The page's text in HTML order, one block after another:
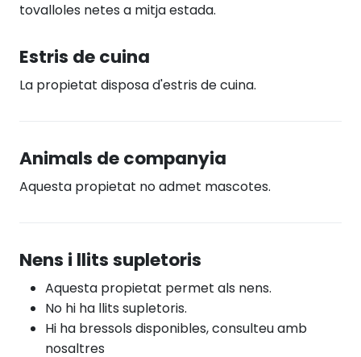
tovalloles netes a mitja estada.
Estris de cuina
La propietat disposa d'estris de cuina.
Animals de companyia
Aquesta propietat no admet mascotes.
Nens i llits supletoris
Aquesta propietat permet als nens.
No hi ha llits supletoris.
Hi ha bressols disponibles, consulteu amb
nosaltres